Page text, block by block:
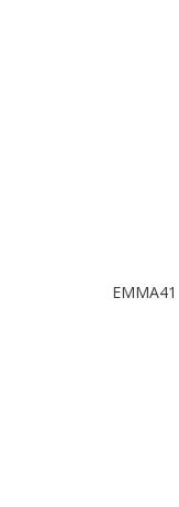
EMMA41